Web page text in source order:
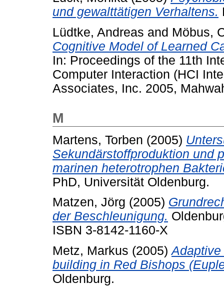
und gewalttätigen Verhaltens.
Lüdtke, Andreas and Möbus,
Cognitive Model of Learned
In: Proceedings of the 11th
Computer Interaction (HCI
Associates, Inc. 2005,
M
Martens, Torben (2005)
Sekundärstoffproduktion und
marinen heterotrophen
PhD, Universität Oldenburg.
Matzen, Jörg (2005)
der Beschleunigung.
ISBN 3-8142-1160-X
Metz, Markus (2005)
building in Red Bishops
Oldenburg.